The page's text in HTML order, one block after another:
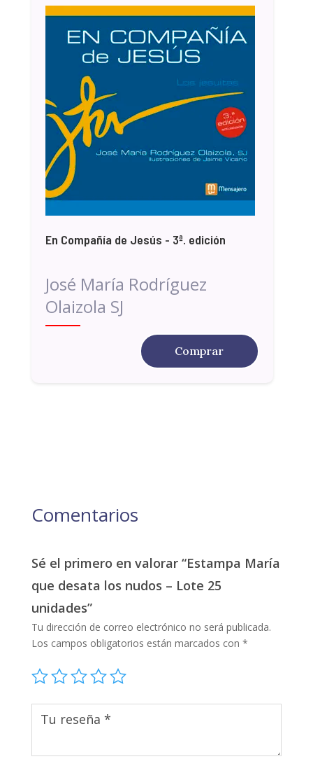
En Compañía de Jesús - 3ª. edición
José María Rodríguez
Olaizola SJ
Comprar
Comentarios
Sé el primero en valorar “Estampa María
que desata los nudos – Lote 25
unidades”
Tu dirección de correo electrónico no será publicada.
Los campos obligatorios están marcados con *